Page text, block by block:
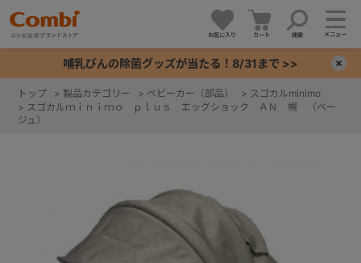
お気に入り カート 検索 メニュー
哺乳びんの除菌グッズが当たる！8/31まで >>
トップ > 製品カテゴリー > ベビーカー（部品） > スゴカルminimo
> スゴカルｍｉｎｉｍｏ ｐｌｕｓ エッグショック ＡＮ 幌 （ベー
ジュ）